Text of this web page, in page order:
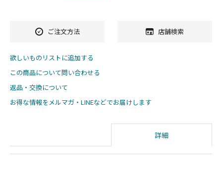
ご注文方法 店舗検索
欲しいものリストに追加する
この商品について問い合わせる
返品・交換について
お得な情報をメルマガ・LINEなどでお届けします
詳細